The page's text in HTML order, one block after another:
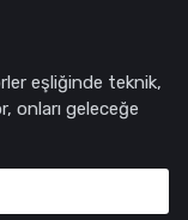
eşliğinde teknik,
onları geleceğe